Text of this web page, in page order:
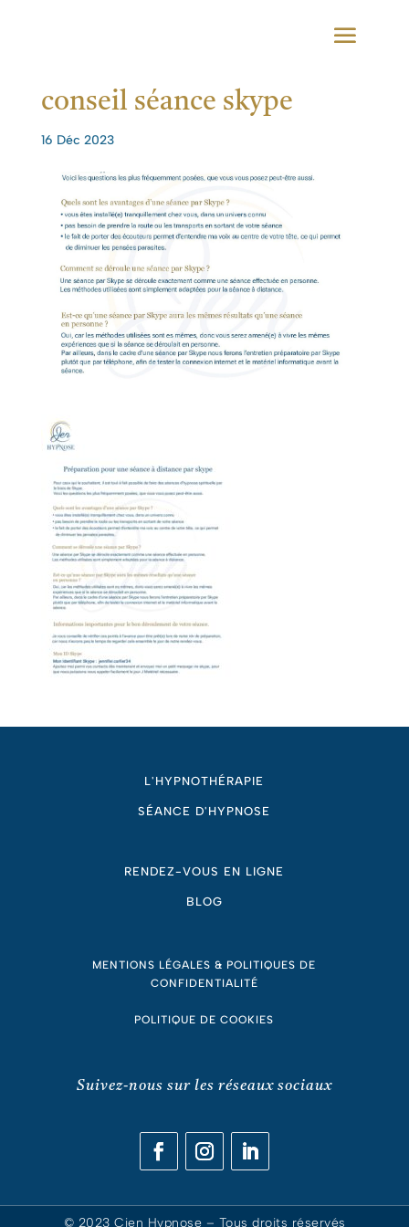
conseil séance skype
16 Déc 2023
L'HYPNOTHÉRAPIE
SÉANCE D'HYPNOSE
RENDEZ-VOUS EN LIGNE
BLOG
MENTIONS LÉGALES & POLITIQUES DE
CONFIDENTIALITÉ
POLITIQUE DE COOKIES
Suivez-nous sur les réseaux sociaux
© 2023 Cjen Hypnose – Tous droits réservés